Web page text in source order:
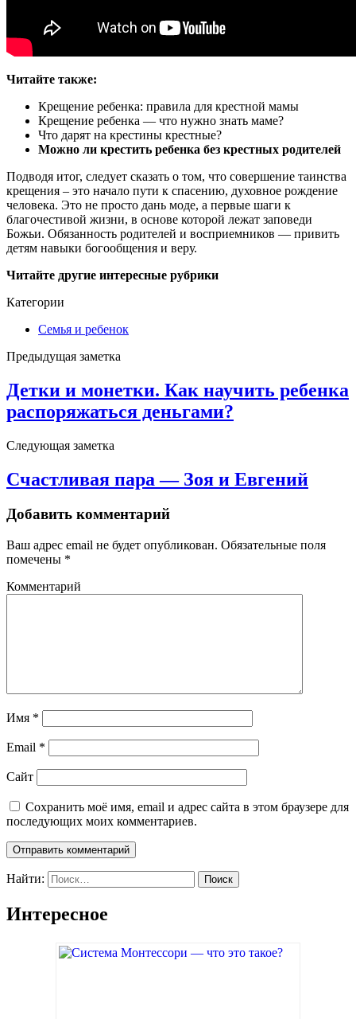
Читайте также:
Крещение ребенка: правила для крестной мамы
Крещение ребенка — что нужно знать маме?
Что дарят на крестины крестные?
Можно ли крестить ребенка без крестных родителей
Подводя итог, следует сказать о том, что совершение таинства
крещения – это начало пути к спасению, духовное рождение
человека. Это не просто дань моде, а первые шаги к
благочестивой жизни, в основе которой лежат заповеди
Божьи. Обязанность родителей и восприемников — привить
детям навыки богообщения и веру.
Читайте другие интересные рубрики
Категории
Семья и ребенок
Предыдущая заметка
Детки и монетки. Как научить ребенка
распоряжаться деньгами?
Следующая заметка
Счастливая пара — Зоя и Евгений
Добавить комментарий
Ваш адрес email не будет опубликован. Обязательные поля
помечены *
Комментарий
Имя *
Email *
Сайт
Сохранить моё имя, email и адрес сайта в этом браузере для
последующих моих комментариев.
Найти:
Интересное